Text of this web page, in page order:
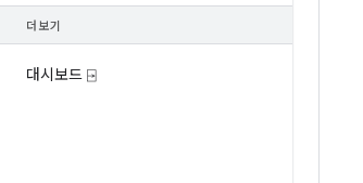
더보기
대시보드 ⍈